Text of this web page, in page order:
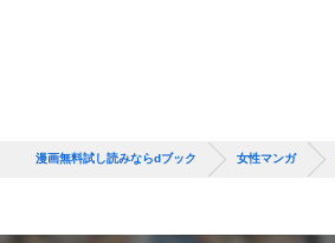
漫画無料試し読みならdブック 女性マンガ